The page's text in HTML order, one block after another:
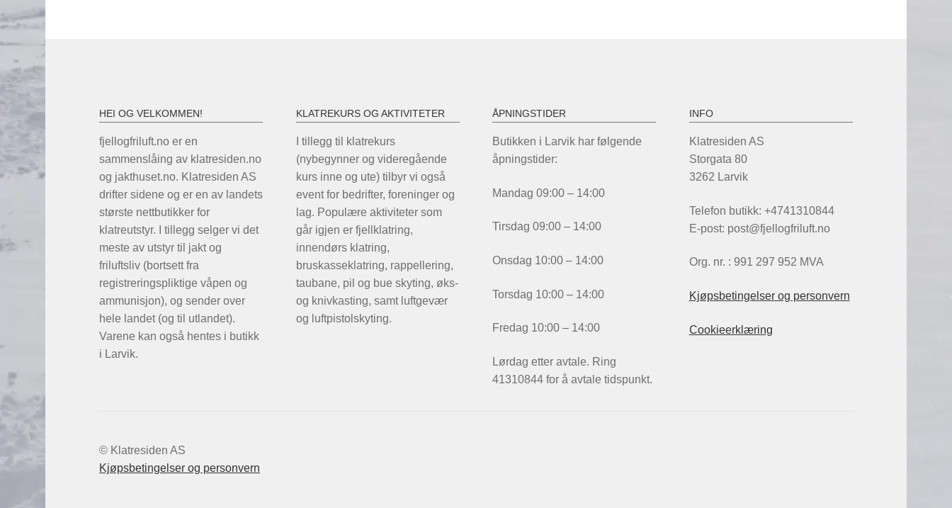
HEI OG VELKOMMEN!
fjellogfriluft.no er en
sammenslåing av klatresiden.no
og jakthuset.no. Klatresiden AS
drifter sidene og er en av landets
største nettbutikker for
klatreutstyr. I tillegg selger vi det
meste av utstyr til jakt og
friluftsliv (bortsett fra
registreringspliktige våpen og
ammunisjon), og sender over
hele landet (og til utlandet).
Varene kan også hentes i butikk
i Larvik.
KLATREKURS OG AKTIVITETER
I tillegg til klatrekurs
(nybegynner og videregående
kurs inne og ute) tilbyr vi også
event for bedrifter, foreninger og
lag. Populære aktiviteter som
går igjen er fjellklatring,
innendørs klatring,
bruskasseklatring, rappellering,
taubane, pil og bue skyting, øks-
og knivkasting, samt luftgevær
og luftpistolskyting.
ÅPNINGSTIDER
Butikken i Larvik har følgende
åpningstider:
Mandag 09:00 – 14:00
Tirsdag 09:00 – 14:00
Onsdag 10:00 – 14:00
Torsdag 10:00 – 14:00
Fredag 10:00 – 14:00
Lørdag etter avtale. Ring
41310844 for å avtale tidspunkt.
INFO
Klatresiden AS
Storgata 80
3262 Larvik
Telefon butikk: +4741310844
E-post: post@fjellogfriluft.no
Org. nr. : 991 297 952 MVA
Kjøpsbetingelser og personvern
Cookieerklæring
© Klatresiden AS
Kjøpsbetingelser og personvern